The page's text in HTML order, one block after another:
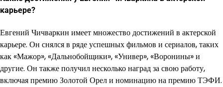
карьере?
Евгений Чичваркин имеет множество достижений в актерской
карьере. Он снялся в ряде успешных фильмов и сериалов, таких
как «Мажор», «Дальнобойщики», «Универ», «Воронины» и
другие. Он также получил несколько наград за свою работу,
включая премию Золотой Орел и номинацию на премию ТЭФИ.